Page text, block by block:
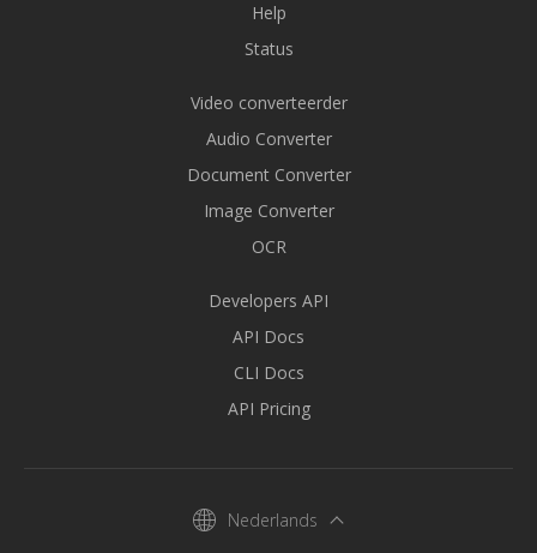
Help
Status
Video converteerder
Audio Converter
Document Converter
Image Converter
OCR
Developers API
API Docs
CLI Docs
API Pricing
Nederlands